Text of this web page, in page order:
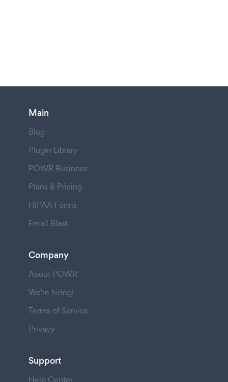
Main
Blog
Plugin Library
POWR Business
Plans & Pricing
HIPAA Forms
Email Blast
Company
About POWR
We're hiring!
Terms of Service
Privacy
Support
Help Center